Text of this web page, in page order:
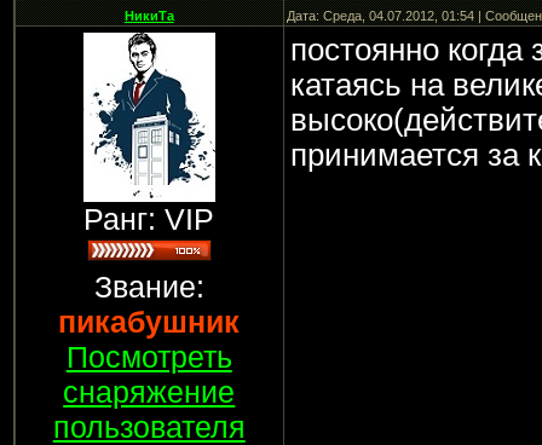
НикиТа Дата: Среда, 04.07.2012, 01:54 |
Ранг: VIP
Звание:
пикабушник
Посмотреть
снаряжение
пользователя
постоянно
катаясь на
принимается за